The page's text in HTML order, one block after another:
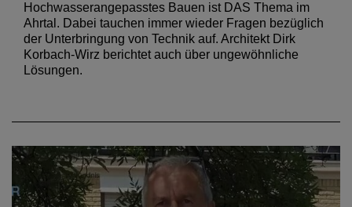
Hochwasserangepasstes Bauen ist DAS Thema im
Ahrtal. Dabei tauchen immer wieder Fragen bezüglich
der Unterbringung von Technik auf. Architekt Dirk
Korbach-Wirz berichtet auch über ungewöhnliche
Lösungen.